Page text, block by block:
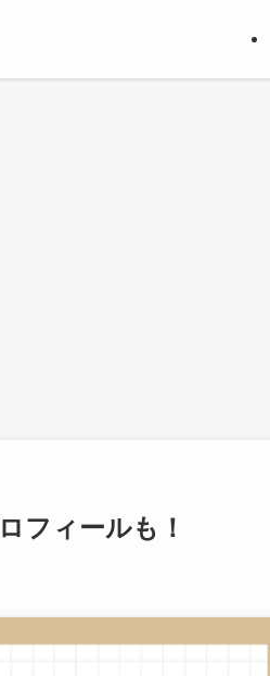
フィールも！